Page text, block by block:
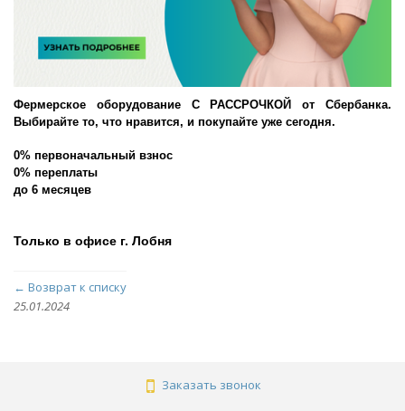
Фермерское оборудование С РАССРОЧКОЙ от Сбербанка.
Выбирайте то, что нравится, и покупайте уже сегодня.
0% первоначальный взнос
0% переплаты
до 6 месяцев
Только в офисе г. Лобня
← Возврат к списку
25.01.2024
Заказать звонок